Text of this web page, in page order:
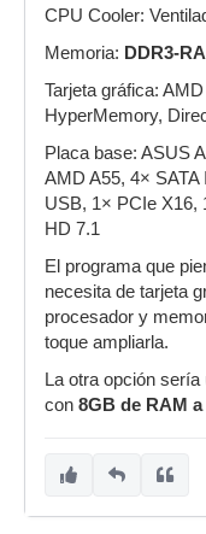
CPU Cooler:
Memoria: DDR3-
Tarjeta gráfica:
HyperMemory,
Placa base: ASUS
AMD A55, 4×
USB, 1× PCIe X16,
HD 7.1
El programa que
necesita de tarjeta
procesador y
toque ampliarla.
La otra opción sería
con 8GB de RAM a